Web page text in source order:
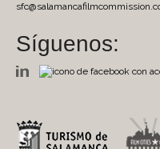
Síguenos: